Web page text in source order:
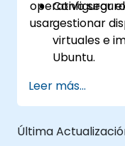
operativo
usar.
Configurar
gestionar
virtuales e
Ubuntu.
ventajas de
variantes.
Configurar
Leer más...
Última